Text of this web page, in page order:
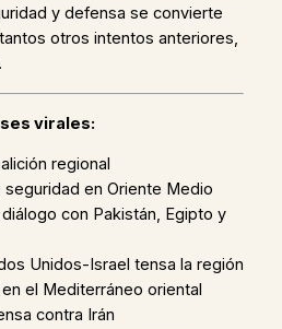
y defensa se convierte
otros intentos anteriores,
virales:
regional
seguridad en Oriente Medio
con Pakistán, Egipto y
Unidos-Israel tensa la región
el Mediterráneo oriental
contra Irán